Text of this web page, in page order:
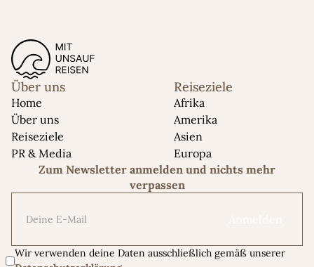
Über uns
Home
Über uns
Reiseziele
PR & Media
Reiseziele
Afrika
Amerika
Asien
Europa
Zum Newsletter anmelden und nichts mehr
verpassen
Wir verwenden deine Daten ausschließlich gemäß unserer